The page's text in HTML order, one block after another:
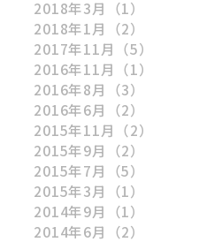
2018年3月
（1）
2018年1月
（2）
2017年11月 （5）
2016年11月 （1）
2016年8月
（3）
2016年6月
（2）
2015年11月 （2）
2015年9月
（2）
2015年7月
（5）
2015年3月
（1）
2014年9月
（1）
2014年6月
（2）